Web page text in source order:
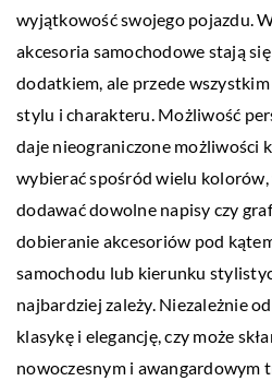
wyjątkowość swojego pojazdu.
akcesoria samochodowe stają
dodatkiem, ale przede
stylu i charakteru. Możliwość
daje nieograniczone możliwości
wybierać spośród wielu
dodawać dowolne napisy czy
dobieranie akcesoriów pod
samochodu lub kierunku
najbardziej zależy. Niezależnie
klasykę i elegancję, czy może
nowoczesnym i awangardowym